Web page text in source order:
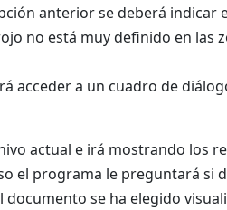
anterior se deberá indicar
no está muy definido en las
acceder a un cuadro de
actual e irá mostrando los
el programa le preguntará si
documento se ha elegido